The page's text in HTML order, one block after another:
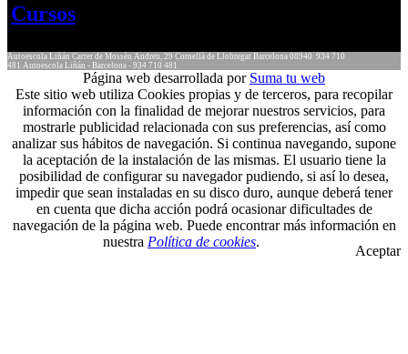
Cursos
Autoescola Liñán Carrer de Mossèn Andreu, 29 Cornellà de Llobregat Barcelona 08940 934 710
481 Autoescola Liñán - Barcelona - 934 710 481
Página web desarrollada por Suma tu web
Este sitio web utiliza Cookies propias y de terceros, para recopilar
información con la finalidad de mejorar nuestros servicios, para
mostrarle publicidad relacionada con sus preferencias, así como
analizar sus hábitos de navegación. Si continua navegando, supone
la aceptación de la instalación de las mismas. El usuario tiene la
posibilidad de configurar su navegador pudiendo, si así lo desea,
impedir que sean instaladas en su disco duro, aunque deberá tener
en cuenta que dicha acción podrá ocasionar dificultades de
navegación de la página web. Puede encontrar más información en
nuestra Política de cookies.
Aceptar